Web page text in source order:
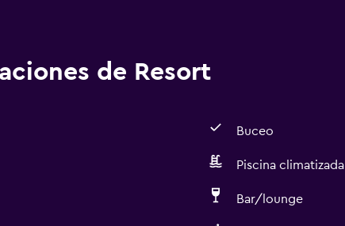
de Resort
Buceo
Piscina climatizada
Bar/lounge